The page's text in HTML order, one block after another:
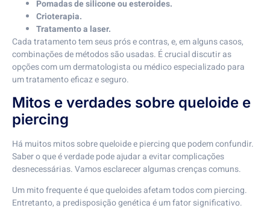
Pomadas de silicone ou esteroides.
Crioterapia.
Tratamento a laser.
Cada tratamento tem seus prós e contras, e, em alguns casos,
combinações de métodos são usadas. É crucial discutir as
opções com um dermatologista ou médico especializado para
um tratamento eficaz e seguro.
Mitos e verdades sobre queloide e
piercing
Há muitos mitos sobre queloide e piercing que podem confundir.
Saber o que é verdade pode ajudar a evitar complicações
desnecessárias. Vamos esclarecer algumas crenças comuns.
Um mito frequente é que queloides afetam todos com piercing.
Entretanto, a predisposição genética é um fator significativo.